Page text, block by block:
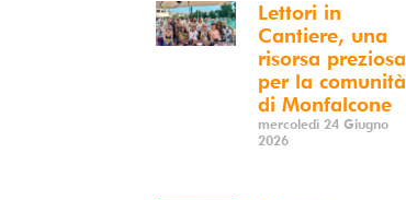
Lettori in
Cantiere, una
risorsa preziosa
per la comunità
di Monfalcone
mercoledì 24 Giugno
2026